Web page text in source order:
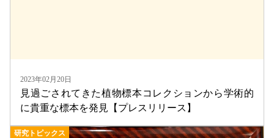
2023年02月20日
見過ごされてきた植物標本コレクションから学術的
に貴重な標本を発見【プレスリリース】
研究トピックス